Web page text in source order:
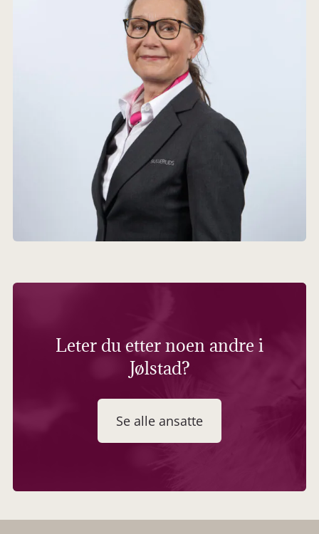
Leter du etter noen andre i
Jølstad?
Se alle ansatte